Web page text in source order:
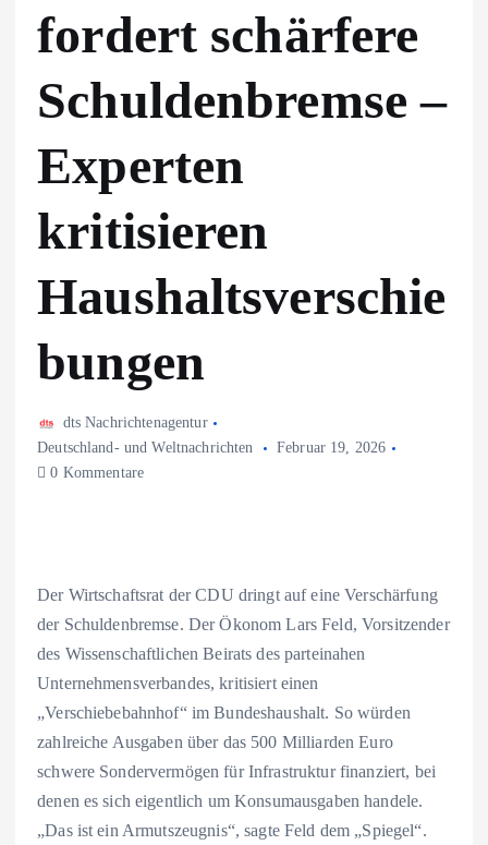
fordert schärfere
Schuldenbremse –
Experten
kritisieren
Haushaltsverschie
bungen
dts Nachrichtenagentur
Deutschland- und Weltnachrichten
Februar 19, 2026
0 Kommentare
Der Wirtschaftsrat der CDU dringt auf eine Verschärfung
der Schuldenbremse. Der Ökonom Lars Feld, Vorsitzender
des Wissenschaftlichen Beirats des parteinahen
Unternehmensverbandes, kritisiert einen
„Verschiebebahnhof“ im Bundeshaushalt. So würden
zahlreiche Ausgaben über das 500 Milliarden Euro
schwere Sondervermögen für Infrastruktur finanziert, bei
denen es sich eigentlich um Konsumausgaben handele.
„Das ist ein Armutszeugnis“, sagte Feld dem „Spiegel“.